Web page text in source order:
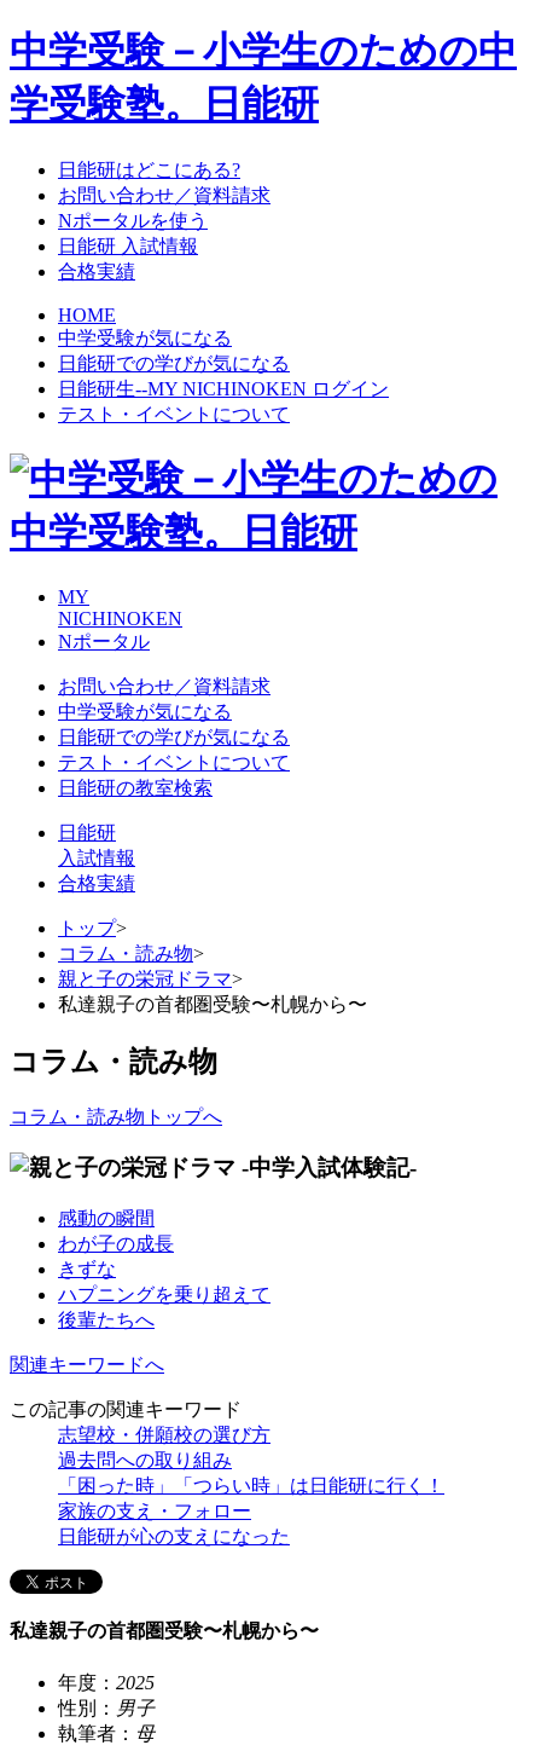
中学受験－小学生のための中
学受験塾。日能研
日能研はどこにある?
お問い合わせ／資料請求
Nポータルを使う
日能研 入試情報
合格実績
HOME
中学受験が気になる
日能研での学びが気になる
日能研生--MY NICHINOKEN ログイン
テスト・イベントについて
MY
NICHINOKEN
Nポータル
お問い合わせ／資料請求
中学受験が気になる
日能研での学びが気になる
テスト・イベントについて
日能研の教室検索
日能研
入試情報
合格実績
トップ>
コラム・読み物>
親と子の栄冠ドラマ>
私達親子の首都圏受験〜札幌から〜
コラム・読み物
コラム・読み物トップへ
感動の瞬間
わが子の成長
きずな
ハプニングを乗り超えて
後輩たちへ
関連キーワードへ
この記事の関連キーワード
志望校・併願校の選び方
過去問への取り組み
「困った時」「つらい時」は日能研に行く！
家族の支え・フォロー
日能研が心の支えになった
私達親子の首都圏受験〜札幌から〜
年度： 2025
性別： 男子
執筆者： 母